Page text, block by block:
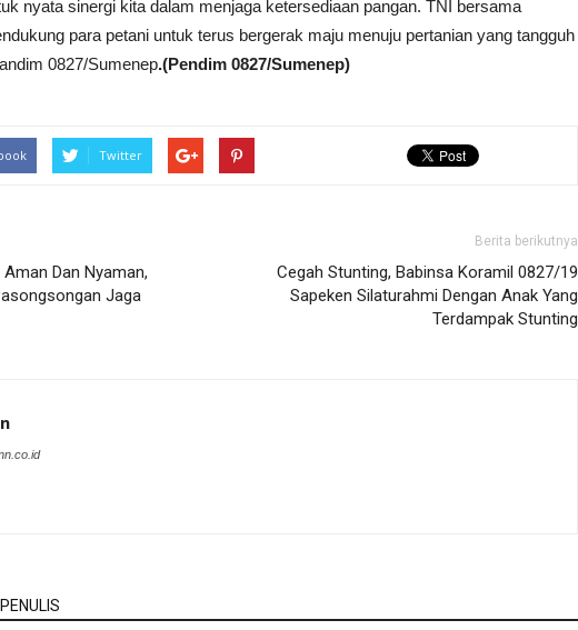
nyata sinergi kita dalam menjaga ketersediaan pangan. TNI bersama
para petani untuk terus bergerak maju menuju pertanian yang tangguh
0827/Sumenep.(Pendim 0827/Sumenep)
Twitter
Dan Nyaman,
Jaga
Berita berikutnya
Cegah Stunting, Babinsa Koramil 0827/19
Sapeken Silaturahmi Dengan Anak Yang
Terdampak Stunting